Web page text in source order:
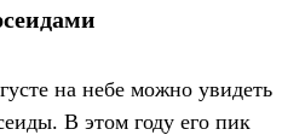
на небе можно увидеть
В этом году его пик